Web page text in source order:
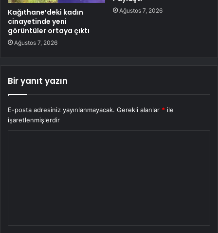
Kağıthane’deki kadın
cinayetinde yeni
görüntüler ortaya çıktı
Ağustos 7, 2026
Ağustos 7, 2026
Bir yanıt yazın
E-posta adresiniz yayınlanmayacak. Gerekli alanlar * ile
işaretlenmişlerdir